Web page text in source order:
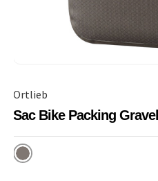
Ortlieb
Sac Bike Packing
Dark Sand